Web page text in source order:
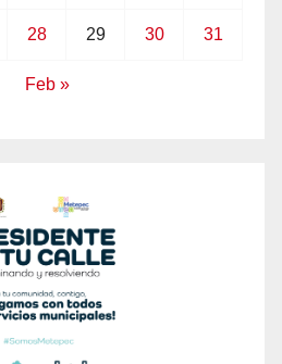
28 29 30 31
Feb »